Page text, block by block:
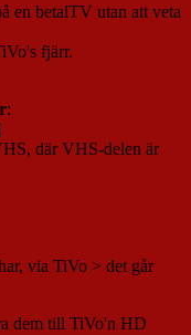
en betalTV utan att veta
fjärr.
:
där VHS-delen är
via TiVo > det går
dem till TiVo'n HD